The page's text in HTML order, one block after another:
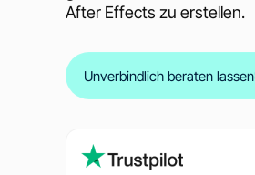
After Effects zu erstellen.
Unverbindlich beraten lassen